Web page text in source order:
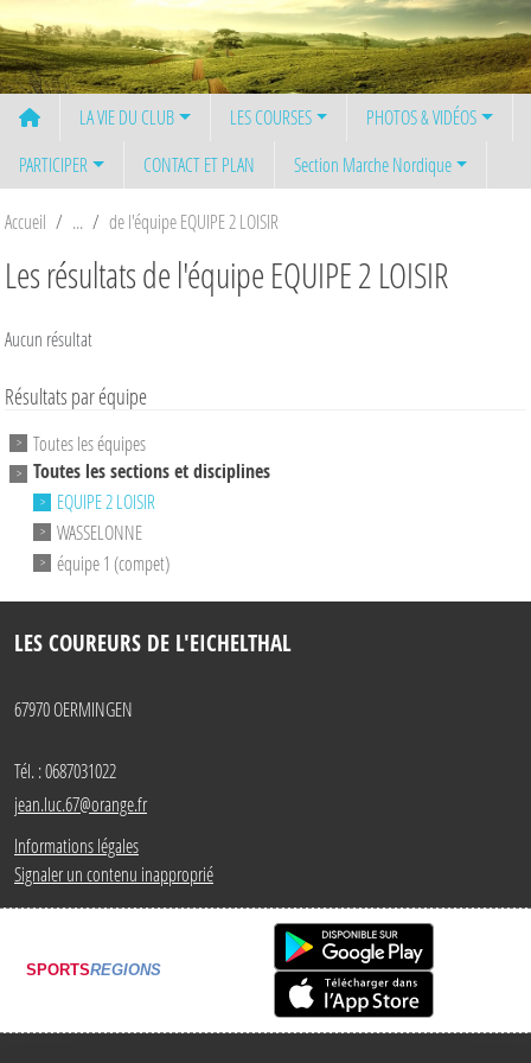
LA VIE DU CLUB LES COURSES
PHOTOS & VIDÉOS
PARTICIPER
CONTACT ET PLAN Section Marche Nordique
Accueil de l'équipe EQUIPE 2 LOISIR
Les résultats de l'équipe EQUIPE 2 LOISIR
Aucun résultat
Résultats par équipe
Toutes les équipes
Toutes les sections et disciplines
EQUIPE 2 LOISIR
WASSELONNE
équipe 1 (compet)
LES COUREURS DE L'EICHELTHAL
67970OERMINGEN
Tél. :0687031022
jean.luc.67@orange.fr
Informations légales
Signaler un contenu inapproprié
SPORTSREGIONS
Panneau de gestion des cookies